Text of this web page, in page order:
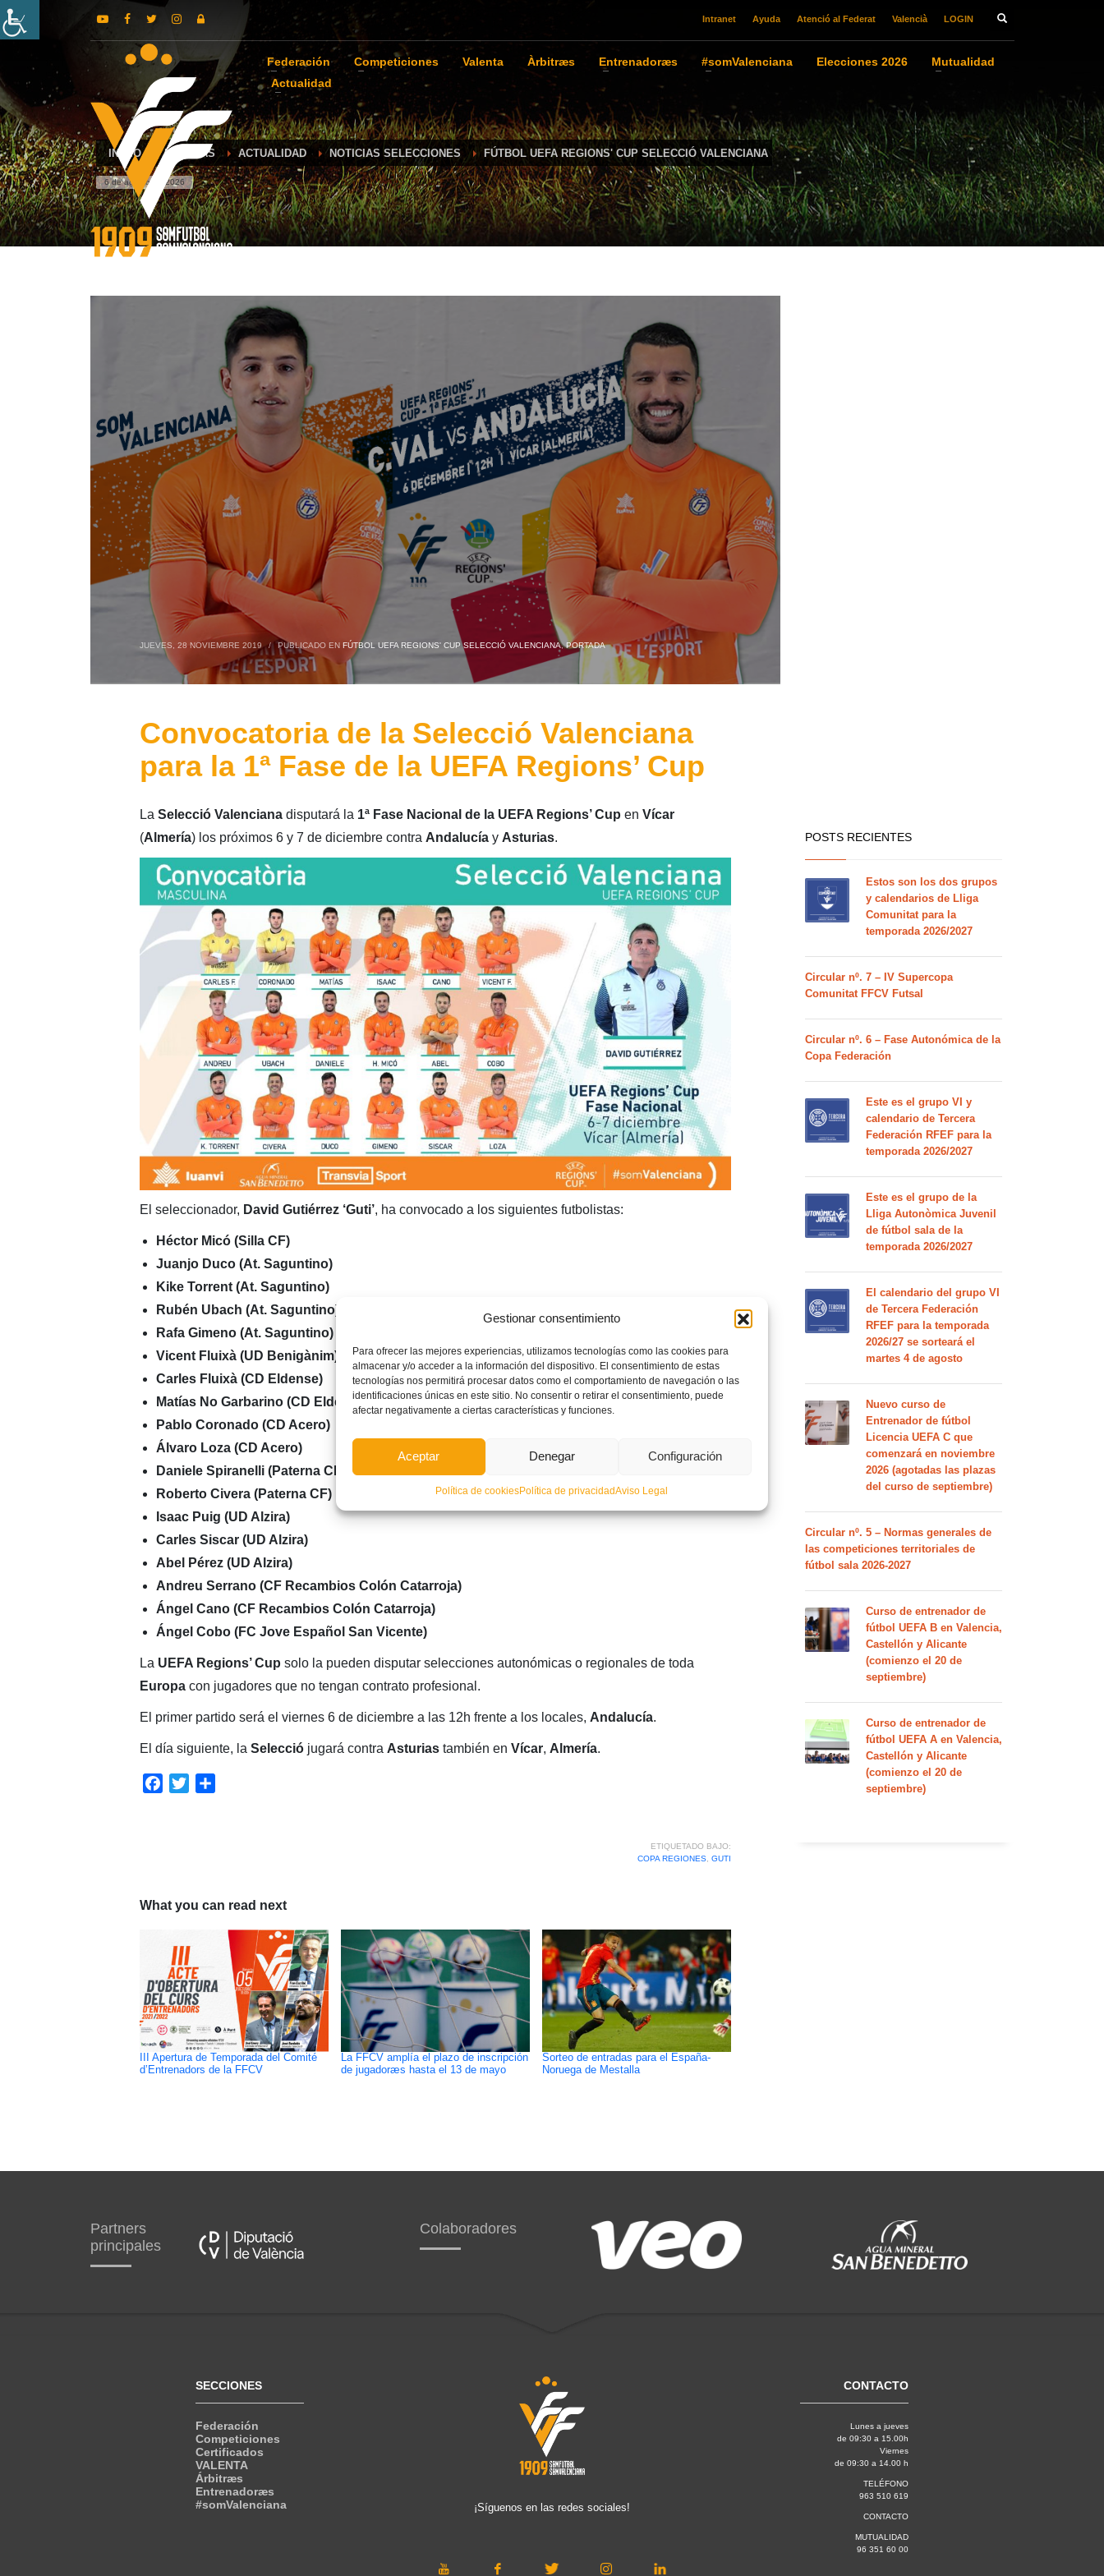
Gestionar consentimiento
Para ofrecer las mejores experiencias, utilizamos tecnologías como las cookies para
almacenar y/o acceder a la información del dispositivo. El consentimiento de estas
tecnologías nos permitirá procesar datos como el comportamiento de navegación o las
identificaciones únicas en este sitio. No consentir o retirar el consentimiento, puede
afectar negativamente a ciertas características y funciones.
Aceptar Denegar Configuración
Política de cookiesPolítica de privacidadAviso Legal
Intranet Ayuda Atenció al Federat Valencià LOGIN
Federación Competiciones Valenta Àrbitræs Entrenadoræs #somValenciana Elecciones 2026
Mutualidad
Actualidad
INICIO NOTICIAS ACTUALIDAD NOTICIAS SELECCIONES FÚTBOL UEFA REGIONS' CUP SELECCIÓ VALENCIANA
6 de agosto de 2026
JUEVES, 28 NOVIEMBRE 2019 / PUBLICADO EN FÚTBOL UEFA REGIONS' CUP SELECCIÓ VALENCIANA,PORTADA
Convocatoria de la Selecció Valenciana
para la 1ª Fase de la UEFA Regions’ Cup
La Selecció Valencianadisputará la 1ª Fase Nacional de la UEFA Regions’ Cup en Vícar
(Almería) los próximos 6 y 7 de diciembre contra Andalucíay Asturias.
El seleccionador, David Gutiérrez ‘Guti’, ha convocado a los siguientes futbolistas:
Héctor Micó (Silla CF)
Juanjo Duco (At. Saguntino)
Kike Torrent (At. Saguntino)
Rubén Ubach (At. Saguntino)
Rafa Gimeno (At. Saguntino)
Vicent Fluixà (UD Benigànim)
Carles Fluixà (CD Eldense)
Matías No Garbarino (CD Eldense)
Pablo Coronado (CD Acero)
Álvaro Loza (CD Acero)
Daniele Spiranelli (Paterna CF)
Roberto Civera (Paterna CF)
Isaac Puig (UD Alzira)
Carles Siscar (UD Alzira)
Abel Pérez (UD Alzira)
Andreu Serrano (CF Recambios Colón Catarroja)
Ángel Cano (CF Recambios Colón Catarroja)
Ángel Cobo (FC Jove Español San Vicente)
La UEFA Regions’ Cup solo la pueden disputar selecciones autonómicas o regionales de toda
Europacon jugadores que no tengan contrato profesional.
El primer partido será el viernes 6 de diciembre a las 12h frente a los locales, Andalucía.
El día siguiente, la Selecciójugará contra Asturiastambién en Vícar, Almería.
Facebook
Twitter
ETIQUETADO BAJO:
COPA REGIONES, GUTI
What you can read next
III Apertura de Temporada del Comité
d’Entrenadors de la FFCV
La FFCV amplía el plazo de inscripción
de jugadoræs hasta el 13 de mayo
Sorteo de entradas para el España-
Noruega de Mestalla
POSTS RECIENTES
Estos son los dos grupos
y calendarios de Lliga
Comunitat para la
temporada 2026/2027
Circular nº. 7 – IV Supercopa
Comunitat FFCV Futsal
Circular nº. 6 – Fase Autonómica de la
Copa Federación
Este es el grupo VI y
calendario de Tercera
Federación RFEF para la
temporada 2026/2027
Este es el grupo de la
Lliga Autonòmica Juvenil
de fútbol sala de la
temporada 2026/2027
El calendario del grupo VI
de Tercera Federación
RFEF para la temporada
2026/27 se sorteará el
martes 4 de agosto
Nuevo curso de
Entrenador de fútbol
Licencia UEFA C que
comenzará en noviembre
2026 (agotadas las plazas
del curso de septiembre)
Circular nº. 5 – Normas generales de
las competiciones territoriales de
fútbol sala 2026-2027
Curso de entrenador de
fútbol UEFA B en Valencia,
Castellón y Alicante
(comienzo el 20 de
septiembre)
Curso de entrenador de
fútbol UEFA A en Valencia,
Castellón y Alicante
(comienzo el 20 de
septiembre)
Partners
principales
Colaboradores
SECCIONES
Federación
Competiciones
Certificados
VALENTA
Árbitræs
Entrenadoræs
#somValenciana
¡Síguenos en las redes sociales!
CONTACTO
Lunes a jueves
de 09:30 a 15.00h
Viernes
de 09:30 a 14.00 h
TELÉFONO
963 510 619
CONTACTO
MUTUALIDAD
96 351 60 00